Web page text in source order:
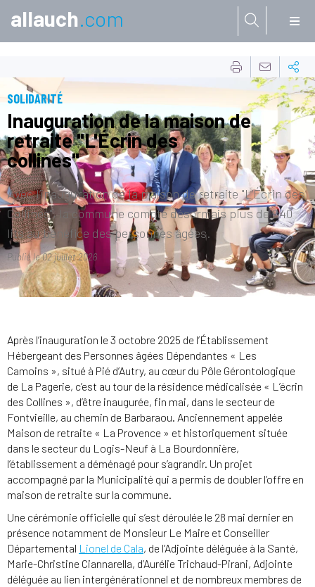
allauch.com
SOLIDARITÉ
Inauguration de la maison de
retraite "L'Écrin des
collines"
Avec l’inauguration de la maison de retraite "L’Écrin des
Collines", la commune compte désormais plus de 240
lits au bénéfice des personnes âgées.
Publié le02 juillet 2026
Après l’inauguration le 3 octobre 2025 de l’Établissement
Hébergeant des Personnes âgées Dépendantes « Les
Camoins », situé à Pié d’Autry, au cœur du Pôle Gérontologique
de La Pagerie, c’est au tour de la résidence médicalisée « L’écrin
des Collines », d’être inaugurée, fin mai, dans le secteur de
Fontvieille, au chemin de Barbaraou. Anciennement appelée
Maison de retraite « La Provence » et historiquement située
dans le secteur du Logis-Neuf à La Bourdonnière,
l’établissement a déménagé pour s’agrandir. Un projet
accompagné par la Municipalité qui a permis de doubler l’offre en
maison de retraite sur la commune.
Une cérémonie officielle qui s’est déroulée le 28 mai dernier en
présence notamment de Monsieur Le Maire et Conseiller
Départemental Lionel de Cala, de l’Adjointe déléguée à la Santé,
Marie-Christine Ciannarella, d’Aurélie Trichaud-Pirani, Adjointe
déléguée au lien intergénérationnel et de nombreux membres de